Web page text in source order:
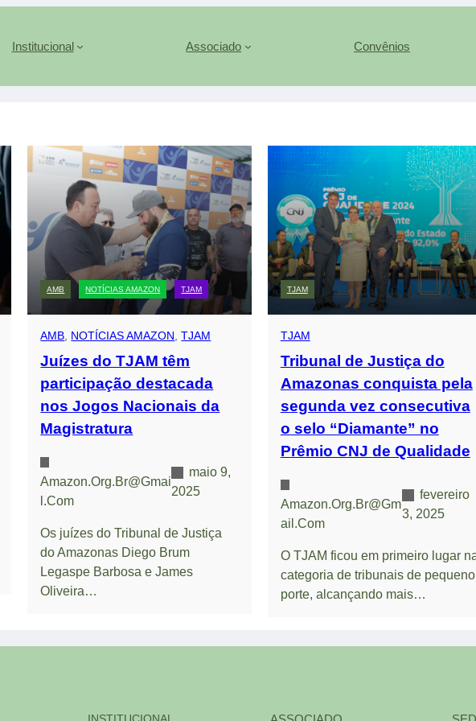
Institucional Associado Convênios
AMB NOTÍCIAS AMAZON TJAM
AMB NOTÍCIAS AMAZON , TJAM
Juízes do TJAM têm
participação destacada
nos Jogos Nacionais da
Magistratura
Amazon.org.br@gmai
L.com
maio 9,
2025
Os juízes do Tribunal de Justiça
do Amazonas Diego Brum
Legaspe Barbosa e James
Oliveira…
TJAM
TJAM
Tribunal de Justiça do
Amazonas conquista pela
segunda vez consecutiva
o selo “Diamante” no
Prêmio CNJ de Qualidade
Amazon.org.br@gm
Ail.com
fevereiro
3, 2025
O TJAM ficou em primeiro lugar
categoria de tribunais de pequeno
porte, alcançando mais…